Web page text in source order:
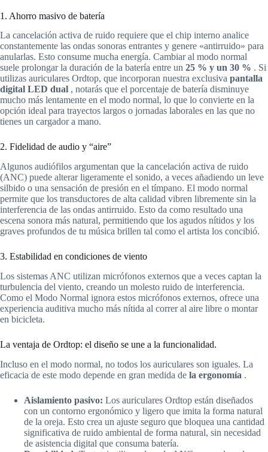
1. Ahorro masivo de batería
La cancelación activa de ruido requiere que el chip interno analice
constantemente las ondas sonoras entrantes y genere «antirruido» para
anularlas. Esto consume mucha energía. Cambiar al modo normal
suele prolongar la duración de la batería entre un 25 % y un 30 % . Si
utilizas auriculares Ordtop, que incorporan nuestra exclusiva pantalla
digital LED dual , notarás que el porcentaje de batería disminuye
mucho más lentamente en el modo normal, lo que lo convierte en la
opción ideal para trayectos largos o jornadas laborales en las que no
tienes un cargador a mano.
2. Fidelidad de audio y “aire”
Algunos audiófilos argumentan que la cancelación activa de ruido
(ANC) puede alterar ligeramente el sonido, a veces añadiendo un leve
silbido o una sensación de presión en el tímpano. El modo normal
permite que los transductores de alta calidad vibren libremente sin la
interferencia de las ondas antirruido. Esto da como resultado una
escena sonora más natural, permitiendo que los agudos nítidos y los
graves profundos de tu música brillen tal como el artista los concibió.
3. Estabilidad en condiciones de viento
Los sistemas ANC utilizan micrófonos externos que a veces captan la
turbulencia del viento, creando un molesto ruido de interferencia.
Como el Modo Normal ignora estos micrófonos externos, ofrece una
experiencia auditiva mucho más nítida al correr al aire libre o montar
en bicicleta.
La ventaja de Ordtop: el diseño se une a la funcionalidad.
Incluso en el modo normal, no todos los auriculares son iguales. La
eficacia de este modo depende en gran medida de la ergonomía .
Aislamiento pasivo: Los auriculares Ordtop están diseñados
con un contorno ergonómico y ligero que imita la forma natural
de la oreja. Esto crea un ajuste seguro que bloquea una cantidad
significativa de ruido ambiental de forma natural, sin necesidad
de asistencia digital que consuma batería.